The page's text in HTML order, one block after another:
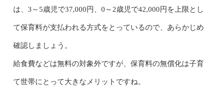
は、3～5歳児で37,000円、0～2歳児で42,000円を上限とし
て保育料が支払われる方式をとっているので、あらかじめ
確認しましょう。
給食費などは無料の対象外ですが、保育料の無償化は子育
て世帯にとって大きなメリットですね。